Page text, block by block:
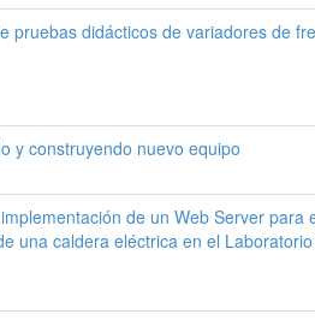
pruebas didácticos de variadores de
y construyendo nuevo equipo
de un Web Server
una caldera eléctrica en el